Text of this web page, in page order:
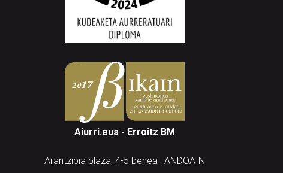
Aiurri.eus - Erroitz BM
Arantzibia plaza, 4-5 behea | ANDOAIN